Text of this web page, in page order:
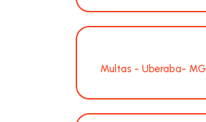
Multas - Uberaba- MG